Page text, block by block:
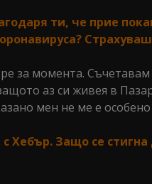
ти, че прие
за момента.
аз си живея в
мен не ме е особено
с Хебър. Защо се